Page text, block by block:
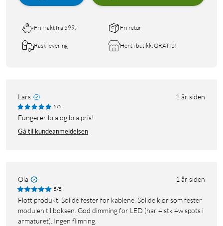
Fri frakt fra 599,- Fri retur
Rask levering Hent i butikk, GRATIS!
Lars 1 år siden
5/5
fungerer bra og bra pris!
Gå til kundeanmeldelsen
Ola 1 år siden
5/5
Flott produkt. Solide fester for kablene. Solide klør som fester
modulen til boksen. God dimming for LED (har 4 stk 4w spots i
armaturet). Ingen flimring.